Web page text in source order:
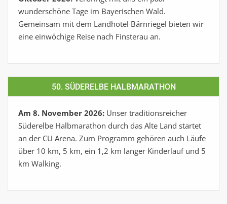
wunderschöne Tage im Bayerischen Wald.
Gemeinsam mit dem Landhotel Bärnriegel bieten wir
eine einwöchige Reise nach Finsterau an.
50. SÜDERELBE HALBMARATHON
Am 8. November 2026: Unser traditionsreicher
Süderelbe Halbmarathon durch das Alte Land startet
an der CU Arena. Zum Programm gehören auch Läufe
über 10 km, 5 km, ein 1,2 km langer Kinderlauf und 5
km Walking.